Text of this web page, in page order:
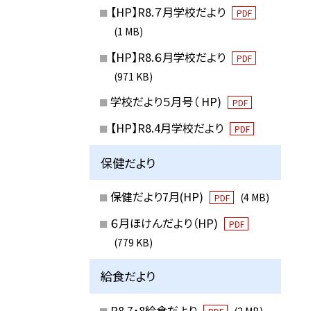
【HP】R8.７月学校だより PDF
(1 MB)
【HP】R8.６月学校だより PDF
(971 KB)
学校だより５月号（ HP) PDF
【HP】R8.4月学校だより PDF
保健だより
保健だより7月(HP) PDF (4 MB)
６月ほけんだより（HP) PDF
(779 KB)
給食だより